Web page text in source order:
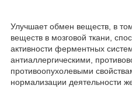
Улучшает обмен веществ, в
веществ в мозговой ткани,
активности ферментных
антиаллергическими,
противоопухолевыми
нормализации деятельности